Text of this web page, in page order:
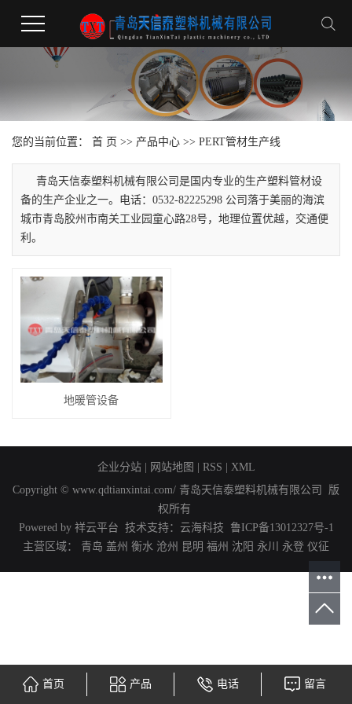
您的当前位置： 首 页 >> 产品中心 >> PERT管材生产线
青岛天信泰塑料机械有限公司是国内专业的生产塑料管材设
备的生产企业之一。电话：0532-82225298 公司落于美丽的海滨
城市青岛胶州市南关工业园童心路28号，地理位置优越，交通便
利。
地暖管设备
企业分站| 网站地图 RSS
XML
Copyright © www.qdtianxintai.com/ 青岛天信泰塑料机械有限公司 版
权所有
Powered by 祥云平台 技术支持： 云海科技
鲁ICP备13012327号-1
主营区域： 青岛 盖州 衡水 沧州 昆明 福州 沈阳 永川 永登 仪征
首页 产品 电话 留言